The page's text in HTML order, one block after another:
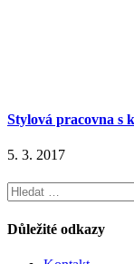
Stylová pracovna s
5. 3. 2017
Vyhledávání
Důležité odkazy